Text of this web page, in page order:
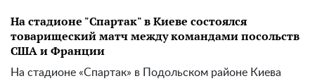
На стадионе "Спартак" в Киеве состоялся
товарищеский матч между командами посольств
США и Франции
На стадионе «Спартак» в Подольском районе Киева